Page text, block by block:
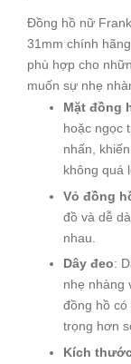
Đồng hồ nữ
31mm chính
phù hợp cho
muốn sự nhẹ
Mặt đồng
hoặc ngọc
nhấn,
không quá
Vỏ đồng
đồ và dễ
nhau.
Dây đeo:
nhẹ nhàng
đồng hồ có
trọng hơn
Kích